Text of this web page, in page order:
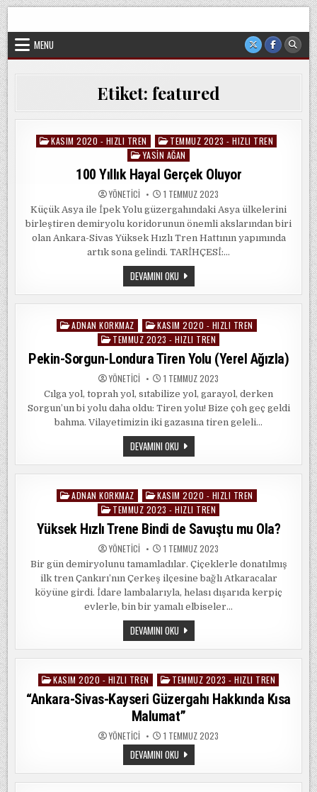
Skip
to
content
veya cemaatin güdümünde ya da tesirinde olmayan, tamamen
MENU
Etiket: featured
Posted
KASIM 2020 - HIZLI TREN
TEMMUZ 2023 - HIZLI TREN
YASIN AĞAN
100 Yıllık Hayal Gerçek Oluyor
YÖNETICI 1 TEMMUZ 2023
Küçük Asya ile İpek Yolu güzergahındaki Asya ülkelerini
birleştiren demiryolu koridorunun önemli akslarından biri
olan Ankara-Sivas Yüksek Hızlı Tren Hattının yapımında
artık sona gelindi. TARİHÇESİ:…
DEVAMINI OKU100
YILLIK
HAYAL
GERÇEK
Posted
ADNAN KORKMAZ
KASIM 2020 - HIZLI TREN
TEMMUZ 2023 - HIZLI TREN
Pekin-Sorgun-Londura Tiren Yolu (Yerel Ağızla)
YÖNETICI 1 TEMMUZ 2023
Cılga yol, toprah yol, sıtabilize yol, garayol, derken
Sorgun’un bi yolu daha oldu: Tiren yolu! Bize çoh geç geldi
bahma. Vilayetimizin iki gazasına tiren geleli…
DEVAMINI OKUPEKIN-
SORGUN-
LONDURA
TIREN
(YEREL
AĞIZLA)
Posted
ADNAN KORKMAZ
KASIM 2020 - HIZLI TREN
TEMMUZ 2023 - HIZLI TREN
Yüksek Hızlı Trene Bindi de Savuştu mu Ola?
YÖNETICI 1 TEMMUZ 2023
Bir gün demiryolunu tamamladılar. Çiçeklerle donatılmış
ilk tren Çankırı’nın Çerkeş ilçesine bağlı Atkaracalar
köyüne girdi. İdare lambalarıyla, helası dışarıda kerpiç
evlerle, bin bir yamalı elbiseler…
DEVAMINI OKUYÜKSEK
HIZLI
TRENE
BINDI
SAVUŞTU
MU
OLA?
Posted
in
KASIM 2020 - HIZLI TREN TEMMUZ 2023 - HIZLI TREN
“Ankara-Sivas-Kayseri Güzergahı Hakkında Kısa
Malumat”
YÖNETICI 1 TEMMUZ 2023
DEVAMINI OKU“ANKARA-
SIVAS-
KAYSERI
GÜZERGAHI